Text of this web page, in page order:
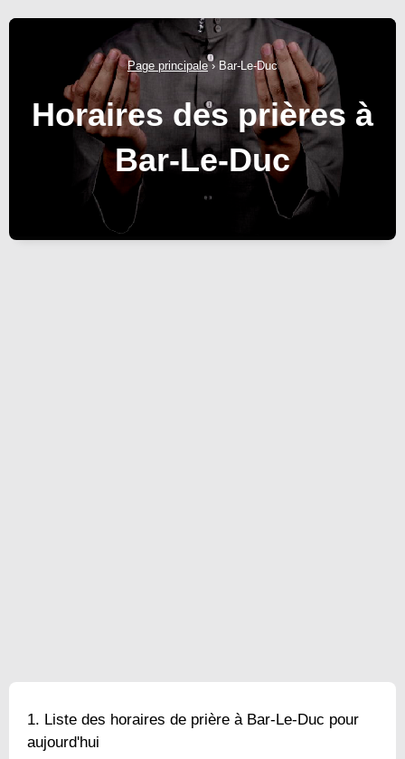
Page principale› Bar-Le-Duc
Horaires des prières à
Bar-Le-Duc
Liste des horaires de prière à Bar-Le-Duc pour
aujourd'hui